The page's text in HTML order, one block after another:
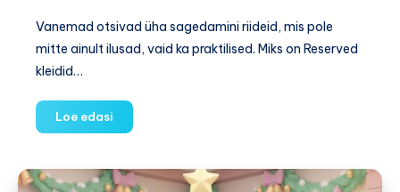
Vanemad otsivad üha sagedamini riideid, mis pole
mitte ainult ilusad, vaid ka praktilised. Miks on Reserved
kleidid…
Loe edasi
tüdrukute
–